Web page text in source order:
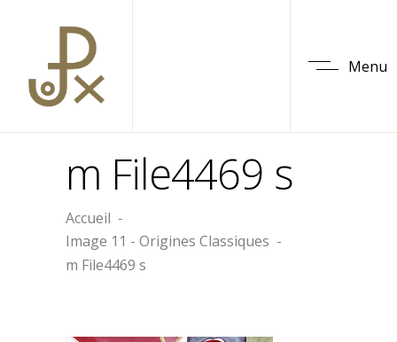
Menu
m File4469 s
Accueil -
Image 11 - Origines Classiques -
m File4469 s